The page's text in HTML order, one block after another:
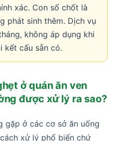
xác. Con số chốt là
phát sinh thêm. Dịch vụ
không áp dụng khi
kết cấu sẵn có.
ở quán ăn ven
được xử lý ra sao?
gặp ở các cơ sở ăn uống
xử lý phổ biến chứ